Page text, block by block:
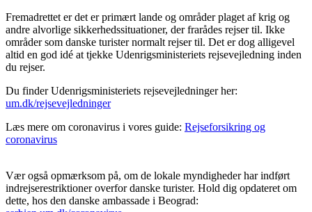
Fremadrettet er det er primært lande og områder plaget af krig og
andre alvorlige sikkerhedssituationer, der frarådes rejser til. Ikke
områder som danske turister normalt rejser til. Det er dog alligevel
altid en god idé at tjekke Udenrigsministeriets rejsevejledning inden
du rejser.
Du finder Udenrigsministeriets rejsevejledninger her:
um.dk/rejsevejledninger
Læs mere om coronavirus i vores guide: Rejseforsikring og
coronavirus
Vær også opmærksom på, om de lokale myndigheder har indført
indrejserestriktioner overfor danske turister. Hold dig opdateret om
dette, hos den danske ambassade i Beograd: